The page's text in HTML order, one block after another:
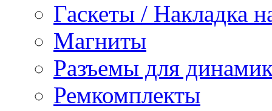
Гаскеты / Накладка
Магниты
Разъемы для
Ремкомплекты